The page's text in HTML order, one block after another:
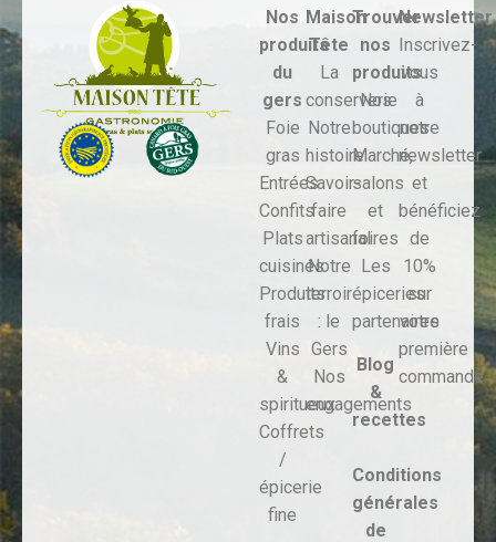
Nos
produits
du
gers
Foie
gras
Entrées
Confits
Plats
cuisinés
Produits
frais
Vins
&
spiritueux
Coffrets
/
épicerie
fine
Maison
Tête
La
conserverie
Notre
histoire
Savoir-
faire
artisanal
Notre
terroir
: le
Gers
Nos
engagements
Trouver
nos
produits
Nos
boutiques
Marché,
salons
et
foires
Les
épiceries
partenaires
Blog
&
recettes
Conditions
générales
de
Newsletter
Inscrivez-
vous
à
notre
newsletter
et
bénéficiez
de
10%
sur
votre
première
commande